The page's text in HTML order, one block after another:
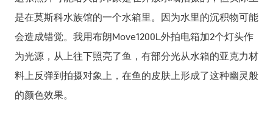
是在莫斯科水族馆的一个水箱里。因为水里的沉积物可能
会造成错觉。我用布朗Move1200L外拍电箱加2个灯头作
为光源，从上往下照亮了鱼，有部分光从水箱的亚克力材
料上反弹到拍摄对象上，在鱼的皮肤上形成了这种幽灵般
的颜色效果。